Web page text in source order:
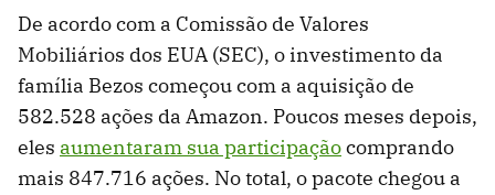
De acordo com a Comissão de Valores
Mobiliários dos EUA (SEC), o investimento da
família Bezos começou com a aquisição de
582.528 ações da Amazon. Poucos meses depois,
eles aumentaram sua participaçãocomprando
mais 847.716 ações. No total, o pacote chegou a